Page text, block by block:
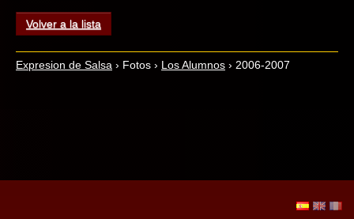
Volver a la lista
Expresion de Salsa › Fotos › Los Alumnos › 2006-2007